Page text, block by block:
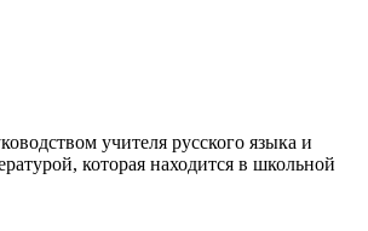
учителя русского языка и
которая находится в школьной